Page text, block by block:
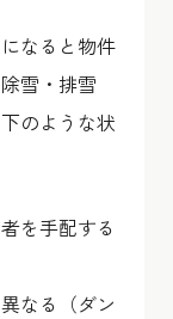
なると物件
雪・排雪
のような状
を手配する
なる（ダン